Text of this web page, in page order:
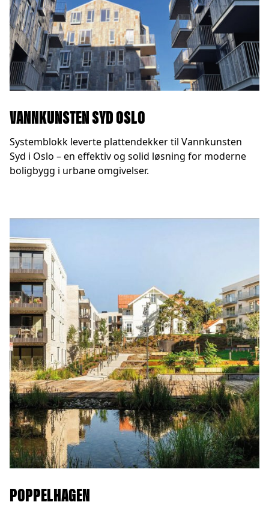
VANNKUNSTEN SYD OSLO
Systemblokk leverte plattendekker til Vannkunsten
Syd i Oslo – en effektiv og solid løsning for moderne
boligbygg i urbane omgivelser.
POPPELHAGEN